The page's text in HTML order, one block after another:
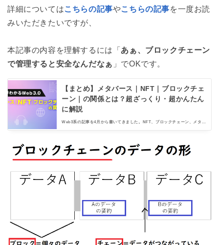
詳細についてはこちらの記事やこちらの記事を一度お読
みいただきたいですが、
本記事の内容を理解するには「 あぁ、ブロックチェーン
で管理すると安全なんだなぁ 」でOKです。
【まとめ】メタバース｜NFT｜ブロックチェ
ーン｜の関係とは？超ざっくり・超かんたん
に解説
Web3系の記事を4月から書いてきました。NFT、ブロックチェーン、メタバ